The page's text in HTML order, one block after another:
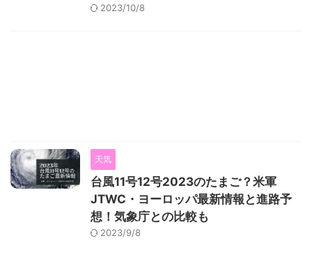
2023/10/8
天気
台風11号12号2023のたまご？米軍
JTWC・ヨーロッパ最新情報と進路予
想！気象庁との比較も
2023/9/8